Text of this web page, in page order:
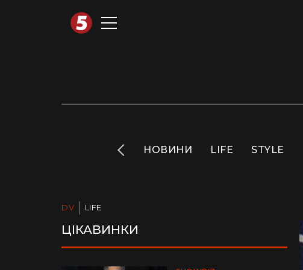
INFO НОВИНИ LIFE STYLE
DV LIFE
ЦІКАВИНКИ